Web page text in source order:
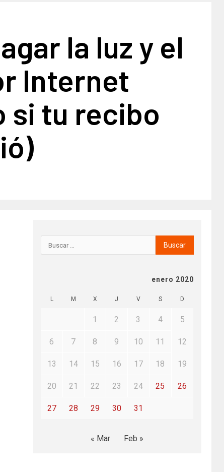
la luz y el
Internet
si tu recibo
enero 2020
L M X J V S D
1 2 3 4 5
6 7 8 9 10 11 12
13 14 15 16 17 18 19
20 21 22 23 24 25 26
27 28 29 30 31
« Mar Feb »